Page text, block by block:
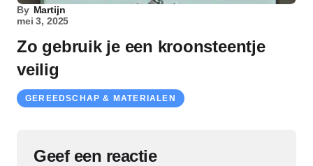
By Martijn
mei 3, 2025
Zo gebruik je een kroonsteentje
veilig
GEREEDSCHAP & MATERIALEN
Geef een reactie